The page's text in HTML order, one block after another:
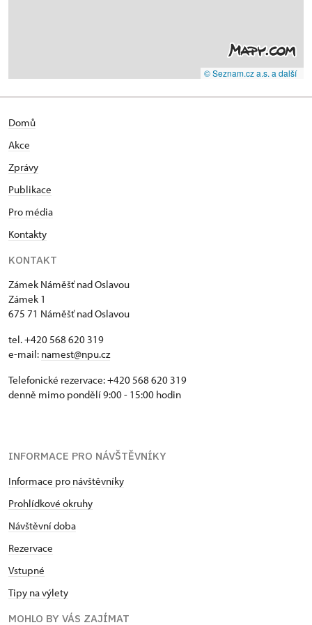
© Seznam.cz a.s. a další
Domů
Akce
Zprávy
Publikace
Pro média
Kontakty
KONTAKT
Zámek Náměšť nad Oslavou
Zámek 1
675 71 Náměšť nad Oslavou
tel. +420 568 620 319
e-mail: namest@npu.cz
Telefonické rezervace: +420 568 620 319
denně mimo pondělí 9:00 - 15:00 hodin
INFORMACE PRO NÁVŠTĚVNÍKY
Informace pro návštěvníky
Prohlídkové okruhy
Návštěvní doba
Rezervace
Vstupné
Tipy na výlety
MOHLO BY VÁS ZAJÍMAT